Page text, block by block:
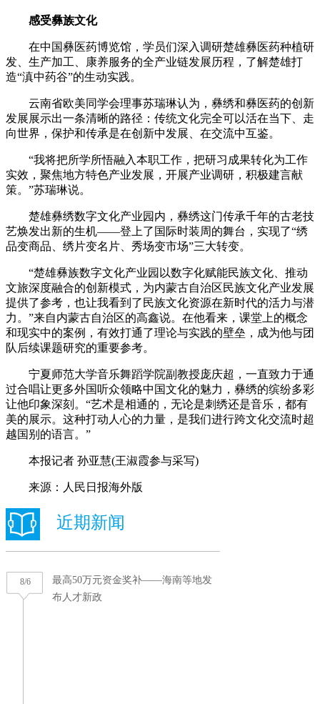
感受彝族文化
在中国彝医药博览馆，学员们深入调研楚雄彝医药种植研
发、生产加工、康养服务的全产业链发展历程，了解楚雄打
造“滇中药谷”的生动实践。
云南省欧美同学会理事苏瑞琳认为，彝绣和彝医药的创新
发展展示出一条清晰的路径：传统文化完全可以活在当下、走
向世界，保护和传承是在创新中发展、在交流中互鉴。
“我将把所学所悟融入本职工作，把研习成果转化为工作
实效，聚焦地方特色产业发展，开展产业调研，积极建言献
策。”苏瑞琳说。
楚雄彝绣数字文化产业园内，彝绣这门传承千年的古老技
艺焕发出新的生机——登上了国际时装周的舞台，实现了“绣
品变商品、绣片变名片、秀场变市场”三大转变。
“楚雄彝族数字文化产业园以数字化赋能民族文化、推动
文旅深度融合的创新模式，为内蒙古自治区民族文化产业发展
提供了参考，也让我看到了民族文化资源在新时代的活力与潜
力。”来自内蒙古自治区的高鑫说。在他看来，课堂上的概念
和现实中的案例，有效打通了理论与实践的壁垒，成为他与团
队后续课题研究的重要参考。
宁夏师范大学音乐舞蹈学院副教授庞庆超，一直致力于通
过合唱让更多外国听众领略中国文化的魅力，彝绣的缤纷多彩
让他印象深刻。“艺术是相通的，无论是刺绣还是音乐，都有
美的展示。这种打动人心的力量，是我们进行跨文化交流时超
越国别的语言。”
本报记者 孙亚慧(王淑霞参与采写)
来源：人民日报海外版